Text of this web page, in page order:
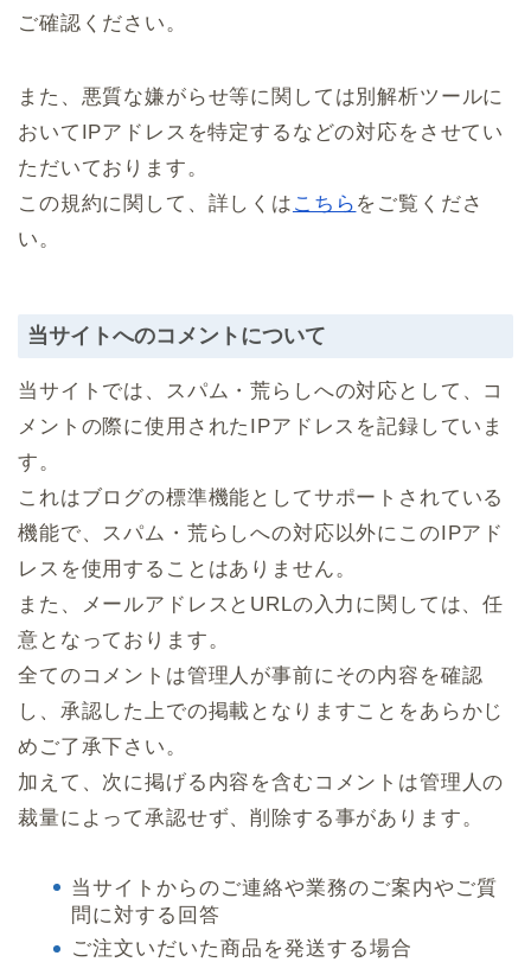
ご確認ください。
また、悪質な嫌がらせ等に関しては別解析ツールに
おいてIPアドレスを特定するなどの対応をさせてい
ただいております。
この規約に関して、詳しくは こちら をご覧くださ
い。
当サイトへのコメントについて
当サイトでは、スパム・荒らしへの対応として、コ
メントの際に使用されたIPアドレスを記録していま
す。
これはブログの標準機能としてサポートされている
機能で、スパム・荒らしへの対応以外にこのIPアド
レスを使用することはありません。
また、メールアドレスとURLの入力に関しては、任
意となっております。
全てのコメントは管理人が事前にその内容を確認
し、承認した上での掲載となりますことをあらかじ
めご了承下さい。
加えて、次に掲げる内容を含むコメントは管理人の
裁量によって承認せず、削除する事があります。
当サイトからのご連絡や業務のご案内やご質
問に対する回答
ご注文いだいた商品を発送する場合